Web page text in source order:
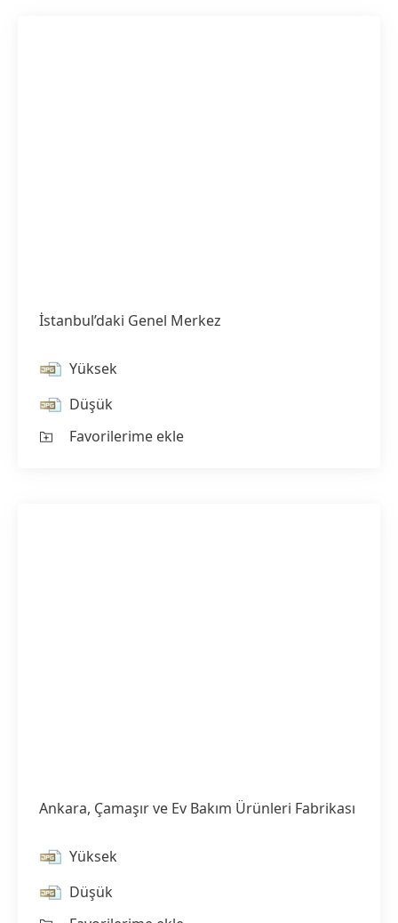
İstanbul’daki Genel Merkez
Yüksek
Düşük
Favorilerime ekle
Ankara, Çamaşır ve Ev Bakım Ürünleri Fabrikası
Yüksek
Düşük